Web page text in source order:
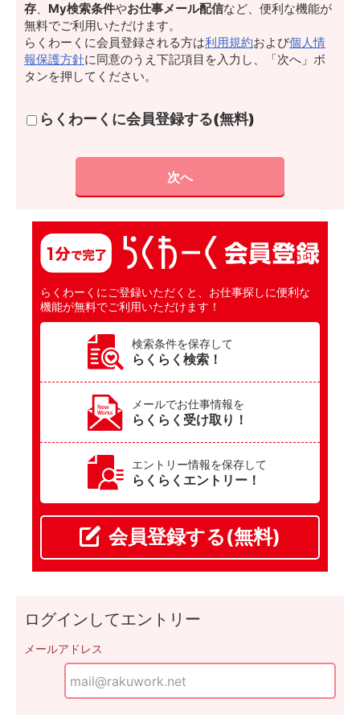
存、 My検索条件やお仕事メール配信など、便利な機能が
無料でご利用いただけます。
らくわーくに会員登録される方は利用規約および個人情
報保護方針に同意のうえ下記項目を入力し、「次へ」ボ
タンを押してください。
らくわーくに会員登録する(無料)
らくわーくにご登録いただくと、お仕事探しに便利な
機能が無料でご利用いただけます！
検索条件を保存して
らくらく検索！
メールでお仕事情報を
らくらく受け取り！
エントリー情報を保存して
らくらくエントリー！
会員登録する(無料)
ログインしてエントリー
メールアドレス